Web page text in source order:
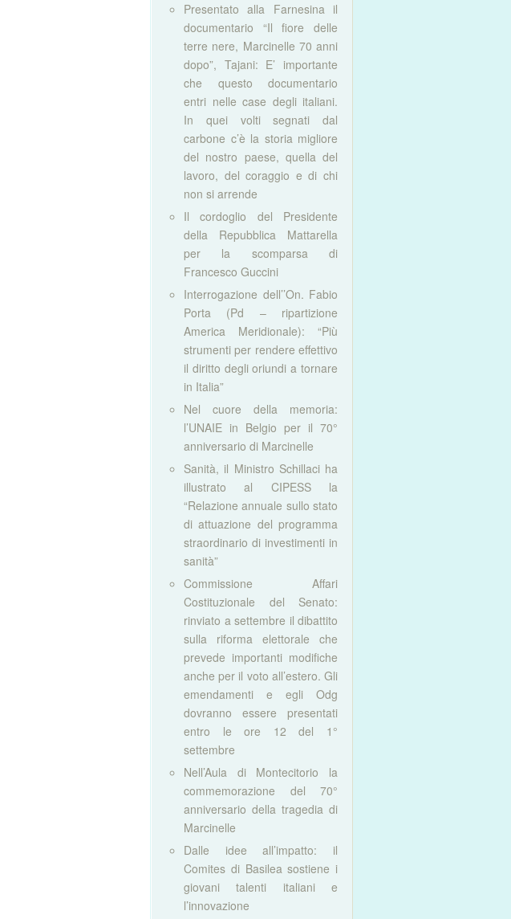
Presentato alla Farnesina il
documentario “Il fiore delle
terre nere, Marcinelle 70 anni
dopo”, Tajani: E’ importante
che questo documentario
entri nelle case degli italiani.
In quei volti segnati dal
carbone c’è la storia migliore
del nostro paese, quella del
lavoro, del coraggio e di chi
non si arrende
Il cordoglio del Presidente
della Repubblica Mattarella
per la scomparsa di
Francesco Guccini
Interrogazione dell’’On. Fabio
Porta (Pd – ripartizione
America Meridionale): “Più
strumenti per rendere effettivo
il diritto degli oriundi a tornare
in Italia”
Nel cuore della memoria:
l’UNAIE in Belgio per il 70°
anniversario di Marcinelle
Sanità, il Ministro Schillaci ha
illustrato al CIPESS la
“Relazione annuale sullo stato
di attuazione del programma
straordinario di investimenti in
sanità”
Commissione Affari
Costituzionale del Senato:
rinviato a settembre il dibattito
sulla riforma elettorale che
prevede importanti modifiche
anche per il voto all’estero. Gli
emendamenti e egli Odg
dovranno essere presentati
entro le ore 12 del 1°
settembre
Nell’Aula di Montecitorio la
commemorazione del 70°
anniversario della tragedia di
Marcinelle
Dalle idee all’impatto: il
Comites di Basilea sostiene i
giovani talenti italiani e
l’innovazione